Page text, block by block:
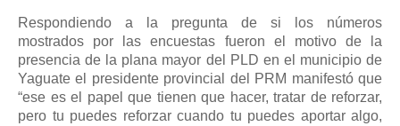
Respondiendo a la pregunta de si los números
mostrados por las encuestas fueron el motivo de la
presencia de la plana mayor del PLD en el municipio de
Yaguate el presidente provincial del PRM manifestó que
“ese es el papel que tienen que hacer, tratar de reforzar,
pero tu puedes reforzar cuando tu puedes aportar algo,